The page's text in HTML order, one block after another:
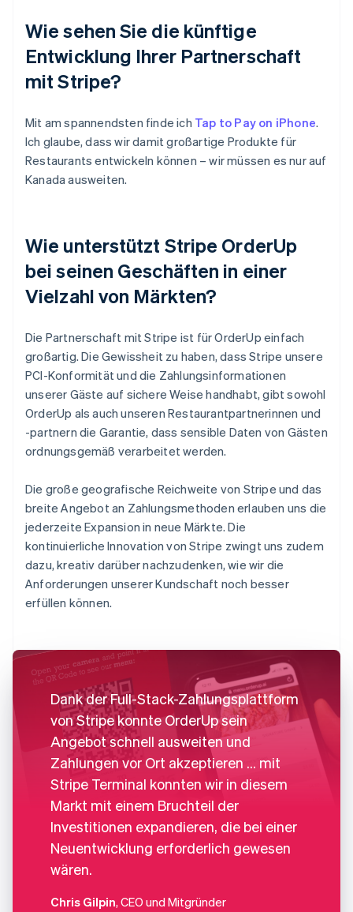
Wie sehen Sie die künftige
Entwicklung Ihrer Partnerschaft
mit Stripe?
Mit am spannendsten finde ich Tap to Pay on iPhone.
Ich glaube, dass wir damit großartige Produkte für
Restaurants entwickeln können – wir müssen es nur auf
Kanada ausweiten.
Wie unterstützt Stripe OrderUp
bei seinen Geschäften in einer
Vielzahl von Märkten?
Die Partnerschaft mit Stripe ist für OrderUp einfach
großartig. Die Gewissheit zu haben, dass Stripe unsere
PCI-Konformität und die Zahlungsinformationen
unserer Gäste auf sichere Weise handhabt, gibt sowohl
OrderUp als auch unseren Restaurantpartnerinnen und
-partnern die Garantie, dass sensible Daten von Gästen
ordnungsgemäß verarbeitet werden.
Die große geografische Reichweite von Stripe und das
breite Angebot an Zahlungsmethoden erlauben uns die
jederzeite Expansion in neue Märkte. Die
kontinuierliche Innovation von Stripe zwingt uns zudem
dazu, kreativ darüber nachzudenken, wie wir die
Anforderungen unserer Kundschaft noch besser
erfüllen können.
Dank der Full-Stack-Zahlungsplattform
von Stripe konnte OrderUp sein
Angebot schnell ausweiten und
Zahlungen vor Ort akzeptieren ... mit
Stripe Terminal konnten wir in diesem
Markt mit einem Bruchteil der
Investitionen expandieren, die bei einer
Neuentwicklung erforderlich gewesen
wären.
Chris Gilpin, CEO und Mitgründer